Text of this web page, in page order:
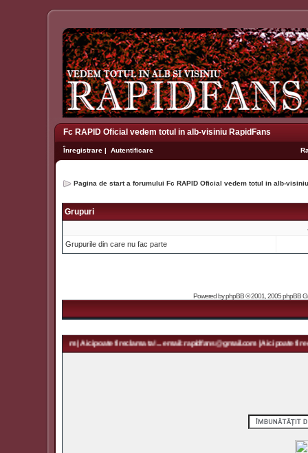
Fc RAPID Oficial vedem totul in alb-visiniu RapidFans
Înregistrare | Autentificare
Pagina de start a forumului Fc RAPID Oficial vedem totul in alb-
Grupuri
Grupurile din care nu fac parte
Powered byphpBB© 2001, 2005 phpBB
| Aici poate fi reclama ta! ... email: rapidfans@gmail.com | Aici poate fi